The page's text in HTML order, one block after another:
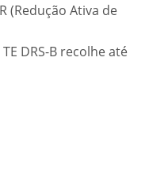
(Redução Ativa de
DRS-B recolhe até